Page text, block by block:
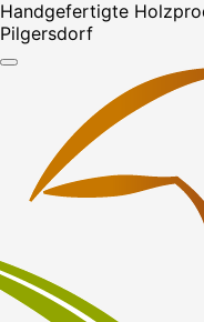
Handgefertigte
Pilgersdorf